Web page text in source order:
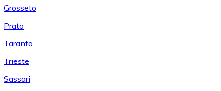
Grosseto
Prato
Taranto
Trieste
Sassari